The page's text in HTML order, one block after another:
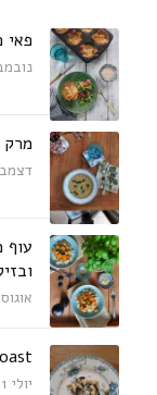
פאי
נובמבר 29,
מרק
דצמבר 22,
עוף
אוגוסט 23,
יולי 21, 2024